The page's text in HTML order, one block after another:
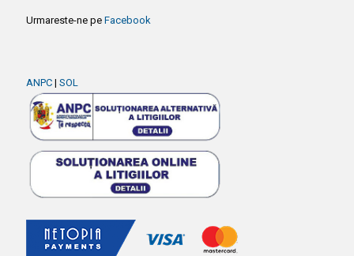
Urmareste-ne pe Facebook
ANPC | SOL